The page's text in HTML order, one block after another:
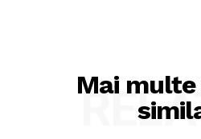
Mai